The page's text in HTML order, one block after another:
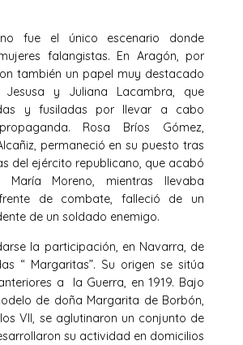
fue el único escenario donde
falangistas. En Aragón, por
también un papel muy destacado
Jesusa y Juliana Lacambra, que
y fusiladas por llevar a cabo
Rosa Bríos Gómez,
permaneció en su puesto tras
del ejército republicano, que acabó
Moreno, mientras llevaba
de combate, falleció de un
de un soldado enemigo.
la participación, en Navarra, de
“ Margaritas”. Su origen se sitúa
a la Guerra, en 1919. Bajo
de doña Margarita de Borbón,
VII, se aglutinaron un conjunto de
su actividad en domicilios